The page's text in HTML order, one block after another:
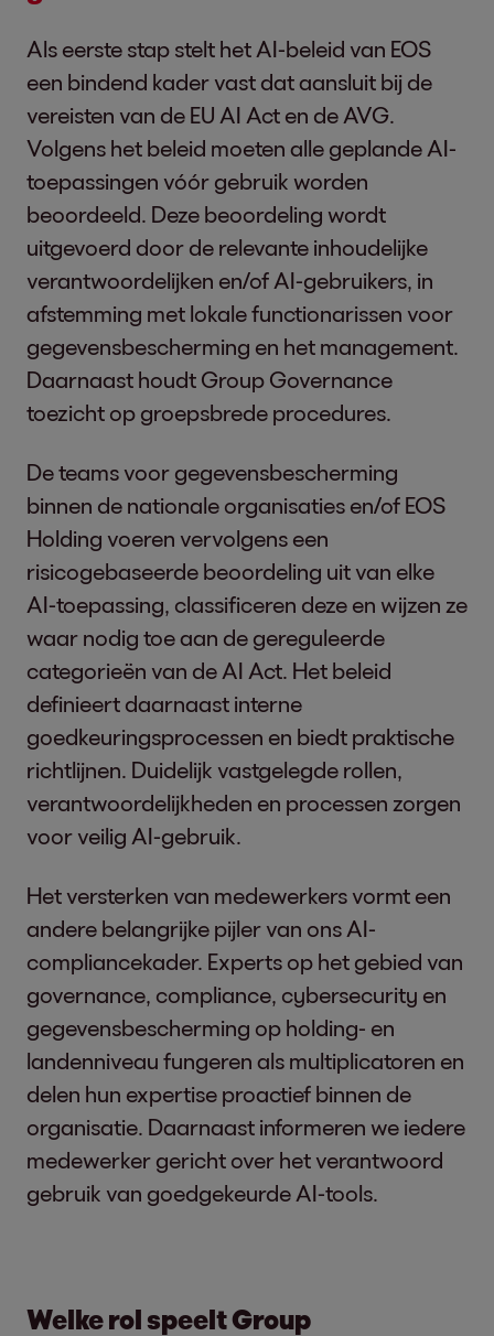
Als eerste stap stelt het AI-beleid van EOS
een bindend kader vast dat aansluit bij de
vereisten van de EU AI Act en de AVG.
Volgens het beleid moeten alle geplande AI-
toepassingen vóór gebruik worden
beoordeeld. Deze beoordeling wordt
uitgevoerd door de relevante inhoudelijke
verantwoordelijken en/of AI-gebruikers, in
afstemming met lokale functionarissen voor
gegevensbescherming en het management.
Daarnaast houdt Group Governance
toezicht op groepsbrede procedures.
De teams voor gegevensbescherming
binnen de nationale organisaties en/of EOS
Holding voeren vervolgens een
risicogebaseerde beoordeling uit van elke
AI-toepassing, classificeren deze en wijzen ze
waar nodig toe aan de gereguleerde
categorieën van de AI Act. Het beleid
definieert daarnaast interne
goedkeuringsprocessen en biedt praktische
richtlijnen. Duidelijk vastgelegde rollen,
verantwoordelijkheden en processen zorgen
voor veilig AI-gebruik.
Het versterken van medewerkers vormt een
andere belangrijke pijler van ons AI-
compliancekader. Experts op het gebied van
governance, compliance, cybersecurity en
gegevensbescherming op holding- en
landenniveau fungeren als multiplicatoren en
delen hun expertise proactief binnen de
organisatie. Daarnaast informeren we iedere
medewerker gericht over het verantwoord
gebruik van goedgekeurde AI-tools.
Welke rol speelt Group